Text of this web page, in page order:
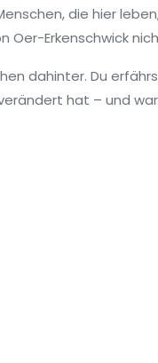
die hier
Erkenschwick
dahinter. Du
hat – und